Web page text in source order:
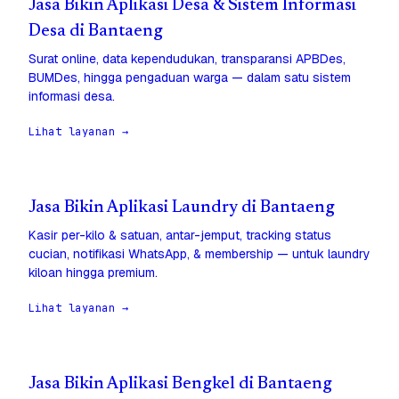
Jasa Bikin Aplikasi Desa & Sistem Informasi
Desa di Bantaeng
Surat online, data kependudukan, transparansi APBDes,
BUMDes, hingga pengaduan warga — dalam satu sistem
informasi desa.
Lihat layanan →
Jasa Bikin Aplikasi Laundry di Bantaeng
Kasir per-kilo & satuan, antar-jemput, tracking status
cucian, notifikasi WhatsApp, & membership — untuk laundry
kiloan hingga premium.
Lihat layanan →
Jasa Bikin Aplikasi Bengkel di Bantaeng